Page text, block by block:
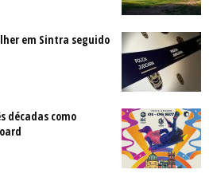
em Sintra seguido
décadas como